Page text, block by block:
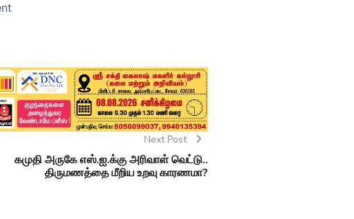
Next Post
கமுதி அருகே எஸ்.ஐ.க்கு அரிவாள் வெட்டு..
திருமணத்தை மீறிய உறவு காரணமா?